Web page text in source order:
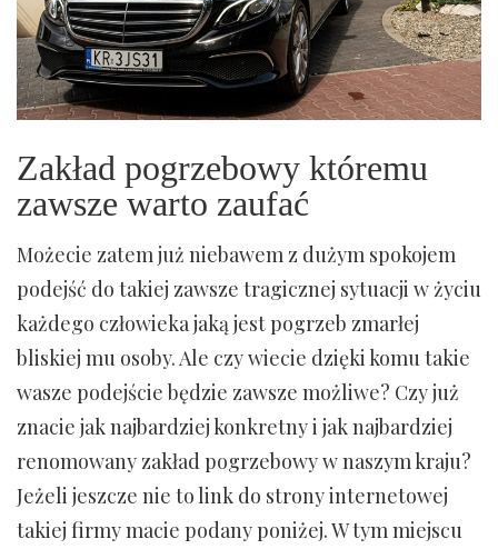
Zakład pogrzebowy któremu
zawsze warto zaufać
Możecie zatem już niebawem z dużym spokojem
podejść do takiej zawsze tragicznej sytuacji w życiu
każdego człowieka jaką jest pogrzeb zmarłej
bliskiej mu osoby. Ale czy wiecie dzięki komu takie
wasze podejście będzie zawsze możliwe? Czy już
znacie jak najbardziej konkretny i jak najbardziej
renomowany zakład pogrzebowy w naszym kraju?
Jeżeli jeszcze nie to link do strony internetowej
takiej firmy macie podany poniżej. W tym miejscu